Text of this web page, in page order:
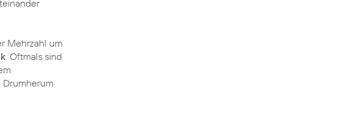
Mehrzahl um
. Oftmals sind